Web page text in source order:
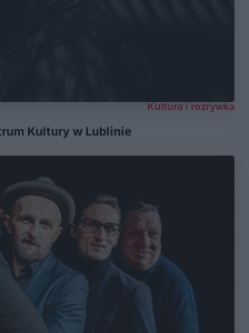
Kultura i rozrywka
Kultury w Lublinie